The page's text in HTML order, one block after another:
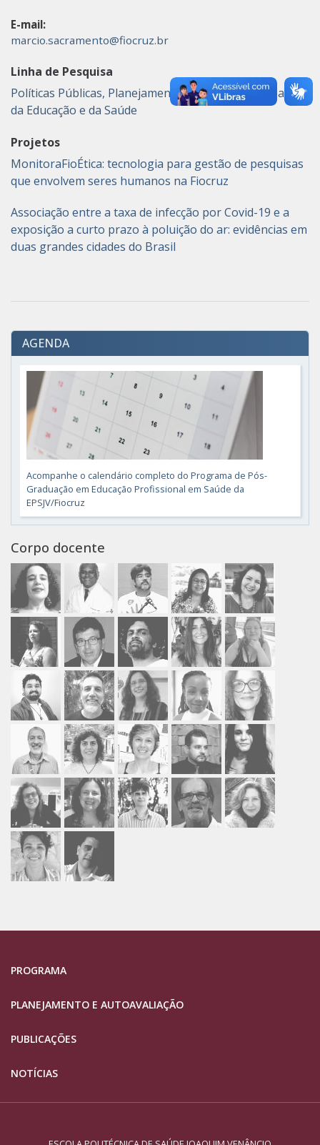
E-mail:
marcio.sacramento@fiocruz.br
Linha de Pesquisa
Políticas Públicas, Planejamento e Gestão do Trabalho,
da Educação e da Saúde
Projetos
MonitoraFioÉtica: tecnologia para gestão de pesquisas
que envolvem seres humanos na Fiocruz
Associação entre a taxa de infecção por Covid-19 e a
exposição a curto prazo à poluição do ar: evidências em
duas grandes cidades do Brasil
AGENDA
Acompanhe o calendário completo do Programa de Pós-
Graduação em Educação Profissional em Saúde da
EPSJV/Fiocruz
Corpo docente
PROGRAMA
PLANEJAMENTO E AUTOAVALIAÇÃO
PUBLICAÇÕES
NOTÍCIAS